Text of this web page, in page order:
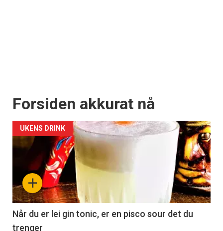
Forsiden akkurat nå
+
UKENS DRINK
Når du er lei gin tonic, er en pisco sour det du
trenger